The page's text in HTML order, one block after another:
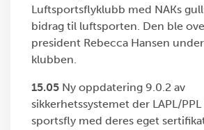
Luftsportsflyklubb med NAKs
bidrag til luftsporten. Den ble
president Rebecca Hansen
klubben.
15.05 Ny oppdatering 9.0.2 av
sikkerhetssystemet der LAPL/
sportsfly med deres eget